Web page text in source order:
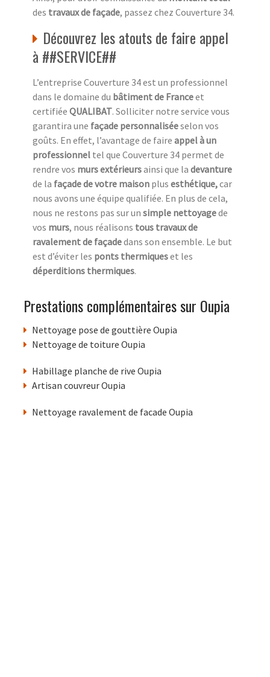
des travaux de façade, passez chez Couverture 34.
Découvrez les atouts de faire appel
à ##SERVICE##
L’entreprise Couverture 34 est un professionnel
dans le domaine du bâtiment de Franceet
certifiée QUALIBAT. Solliciter notre service vous
garantira une façade personnaliséeselon vos
goûts. En effet, l’avantage de faire appel à un
professionnel tel que Couverture 34 permet de
rendre vos murs extérieursainsi que la devanture
de la façade de votre maison plus esthétique,car
nous avons une équipe qualifiée. En plus de cela,
nous ne restons pas sur un simple nettoyagede
vos murs, nous réalisons tous travaux de
ravalement de façadedans son ensemble. Le but
est d’éviter les ponts thermiqueset les
déperditions thermiques.
Prestations complémentaires sur Oupia
Nettoyage pose de gouttière Oupia
Nettoyage de toiture Oupia
Habillage planche de rive Oupia
Artisan couvreur Oupia
Nettoyage ravalement de facade Oupia